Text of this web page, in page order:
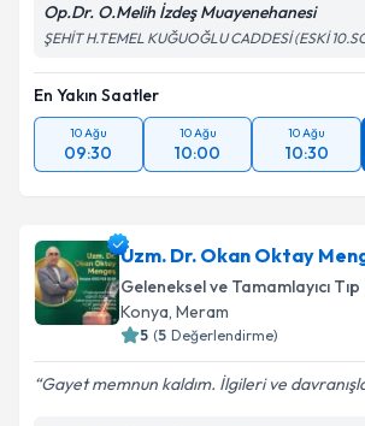
Op.Dr. O.Melih İzdeş Muayenehanesi
ŞEHİT H.TEMEL KUĞUOĞLU CADDESİ (ESKİ
En Yakın Saatler
10 Ağu
09:30
10 Ağu
10:00
10 Ağu
10:30
Uzm. Dr. Okan Oktay
Geleneksel ve Tamamlayıcı Tıp
Konya, Meram
5 (5 Değerlendirme)
Gayet memnun kaldım. İlgileri ve